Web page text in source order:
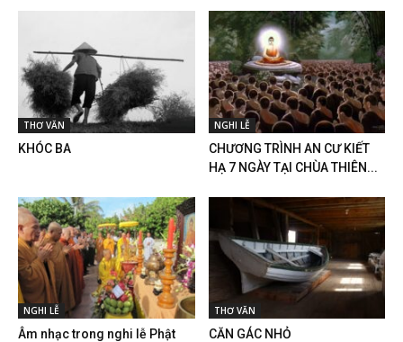
THƠ VĂN
KHÓC BA
NGHI LỄ
CHƯƠNG TRÌNH AN CƯ KIẾT
HẠ 7 NGÀY TẠI CHÙA THIÊN...
NGHI LỄ
Âm nhạc trong nghi lễ Phật
THƠ VĂN
CĂN GÁC NHỎ